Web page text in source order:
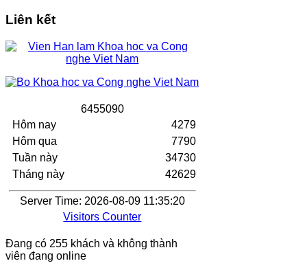
Liên kết
6455090
Hôm nay
Hôm qua
Tuần này
Tháng này
4279
7790
34730
42629
Server Time: 2026-08-09 11:35:20
Visitors Counter
Đang có 255 khách và không thành
viên đang online